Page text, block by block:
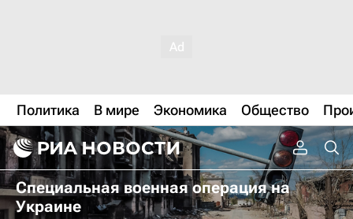
Политика В мире Экономика Общество
Специальная военная операция на
Украине